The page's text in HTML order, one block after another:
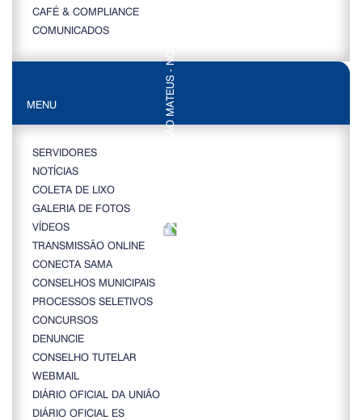
CAFÉ & COMPLIANCE
COMUNICADOS
MENU
SERVIDORES
NOTÍCIAS
COLETA DE LIXO
GALERIA DE FOTOS
VÍDEOS
TRANSMISSÃO ONLINE
CONECTA SAMA
CONSELHOS MUNICIPAIS
PROCESSOS SELETIVOS
CONCURSOS
DENUNCIE
CONSELHO TUTELAR
WEBMAIL
DIÁRIO OFICIAL DA UNIÃO
DIÁRIO OFICIAL ES